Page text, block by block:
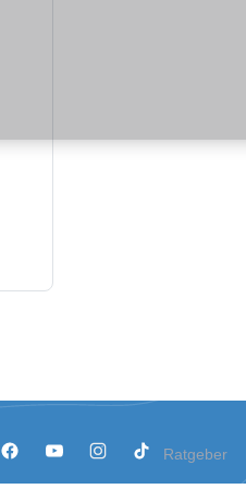
Ratgeber